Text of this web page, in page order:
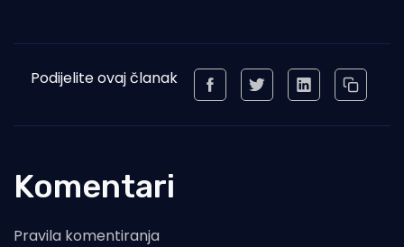
Podijelite ovaj članak
Komentari
Pravila komentiranja